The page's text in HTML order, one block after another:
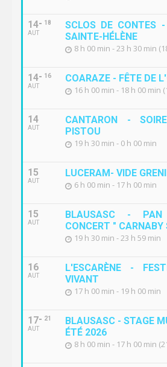
14
AUT
18
SCLOS DE CONTES
SAINTE-HÉLÈNE
8 h 00 min - 23 h 30 min
14
AUT
16 COARAZE - FÊTE DE
16 h 00 min - 18 h 00 min
14
AUT
CANTARON -
PISTOU
19 h 30 min - 0 h 00 min
15
AUT
LUCERAM- VIDE
6 h 00 min - 17 h 00 min
15
AUT
BLAUSASC -
CONCERT " CARNABY
19 h 30 min - 23 h 59 min
16
AUT
L'ESCARÈNE -
VIVANT
17 h 00 min - 19 h 00 min
17
AUT
21
BLAUSASC - STAGE
ÉTÉ 2026
8 h 00 min - 17 h 00 min